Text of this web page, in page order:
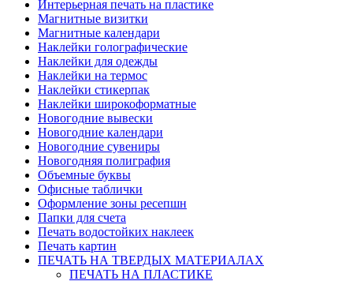
Интерьерная печать на пластике
Магнитные визитки
Магнитные календари
Наклейки голографические
Наклейки для одежды
Наклейки на термос
Наклейки стикерпак
Наклейки широкоформатные
Новогодние вывески
Новогодние календари
Новогодние сувениры
Новогодняя полиграфия
Объемные буквы
Офисные таблички
Оформление зоны ресепшн
Папки для счета
Печать водостойких наклеек
Печать картин
ПЕЧАТЬ НА ТВЕРДЫХ МАТЕРИАЛАХ
ПЕЧАТЬ НА ПЛАСТИКЕ